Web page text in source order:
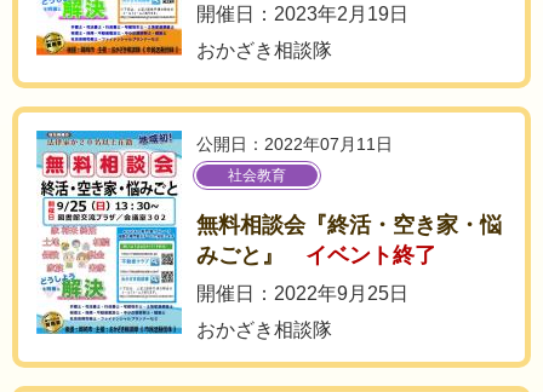
開催日：2023年2月19日
おかざき相談隊
公開日：2022年07月11日
社会教育
無料相談会『終活・空き家・悩
みごと』
イベント終了
開催日：2022年9月25日
おかざき相談隊